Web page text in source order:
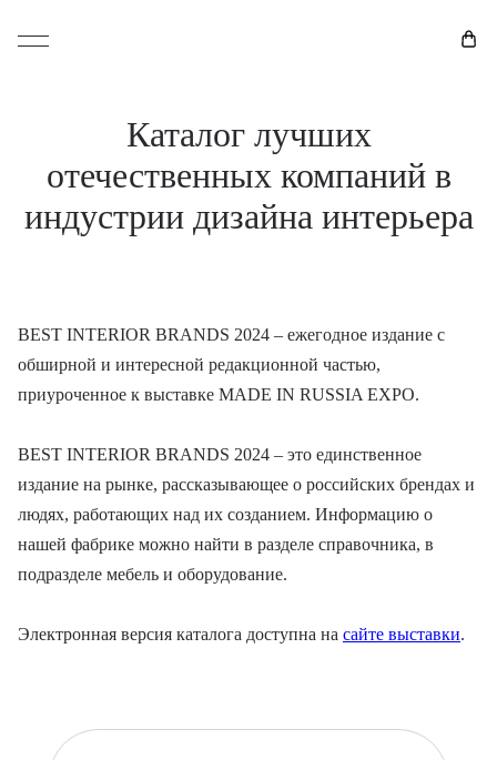
Каталог лучших
отечественных компаний в
индустрии дизайна интерьера
BEST INTERIOR BRANDS 2024 – ежегодное издание с
обширной и интересной редакционной частью,
приуроченное к выставке MADE IN RUSSIA EXPO.
BEST INTERIOR BRANDS 2024 – это единственное
издание на рынке, рассказывающее о российских брендах и
людях, работающих над их созданием. Информацию о
нашей фабрике можно найти в разделе справочника, в
подразделе мебель и оборудование.
Электронная версия каталога доступна на сайте выставки.